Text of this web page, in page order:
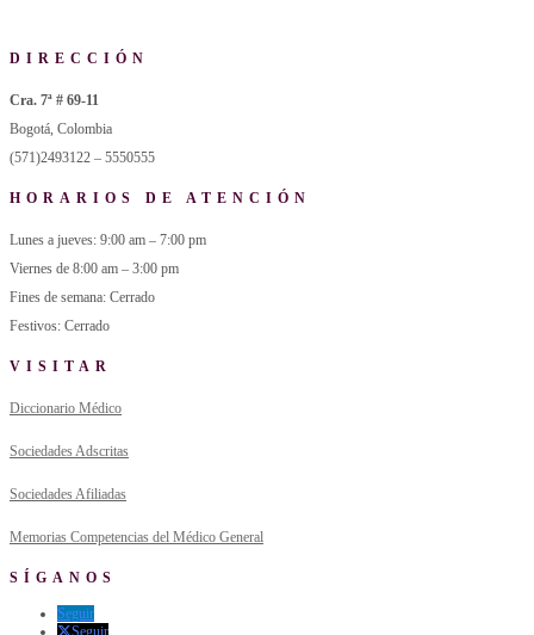
DIRECCIÓN
Cra. 7ª # 69-11
Bogotá, Colombia
(571)2493122 – 5550555
HORARIOS DE ATENCIÓN
Lunes a jueves: 9:00 am – 7:00 pm
Viernes de 8:00 am – 3:00 pm
Fines de semana: Cerrado
Festivos: Cerrado
VISITAR
Diccionario Médico
Sociedades Adscritas
Sociedades Afiliadas
Memorias Competencias del Médico General
SÍGANOS
Seguir
Seguir